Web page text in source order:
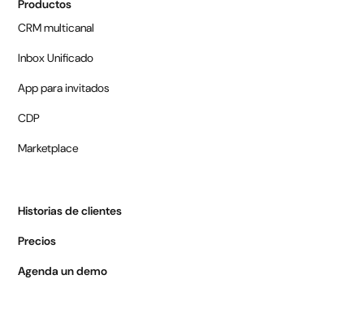
Productos
CRM multicanal
Inbox Unificado
App para invitados
CDP
Marketplace
Historias de clientes
Precios
Agenda un demo